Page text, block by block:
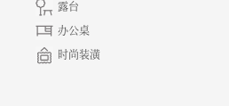
露台
办公桌
时尚装潢